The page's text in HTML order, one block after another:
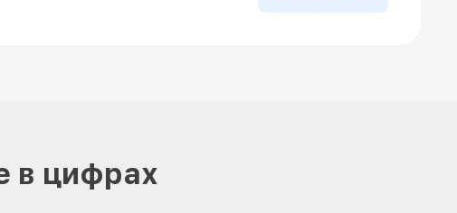
в цифрах